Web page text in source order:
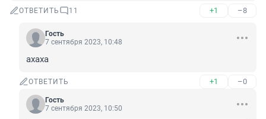
ОТВЕТИТЬ 11 +1 –8
Гость
7 сентября 2023, 10:48
ахаха
ОТВЕТИТЬ +1 –0
Гость
7 сентября 2023, 10:50